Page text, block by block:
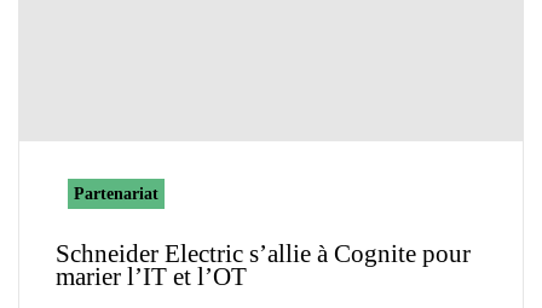
Partenariat
Schneider Electric s’allie à Cognite pour
marier l’IT et l’OT